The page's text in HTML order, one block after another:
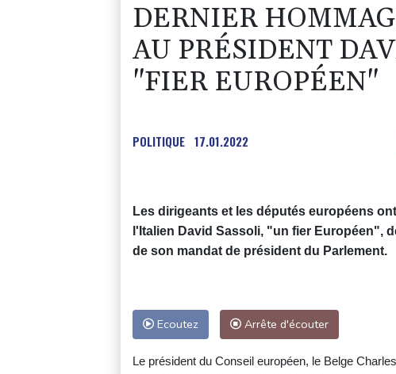
DERNIER
AU PRÉSIDENT
"FIER EUROPÉEN"
POLITIQUE 17.01.2022
Les dirigeants et les députés européens
l'Italien David Sassoli, "un fier Européen",
de son mandat de président du Parlement.
Ecoutez Arrête d'écouter
Le président du Conseil européen, le Belge